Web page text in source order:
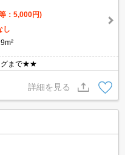
：5,000円)
し
グまで★★
詳細を見る